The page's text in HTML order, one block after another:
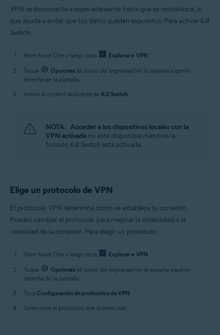
VPN se desconecta inesperadamente hasta que se restablezca, lo
que ayuda a evitar que tus datos queden expuestos. Para activar Kill
Switch:
Abre Avast One y luego toca Explorar ▸ VPN.
Toque Opciones (el icono del engranaje) en la esquina superior
derecha de la pantalla.
Activa el control deslizante de Kill Switch.
NOTA: Acceder a los dispositivos locales con la
VPN activada no está disponible mientras la
función Kill Switch está activada.
Elige un protocolo de VPN
El protocolo VPN determina cómo se establece tu conexión.
Puedes cambiar el protocolo para mejorar la estabilidad o la
velocidad de la conexión. Para elegir un protocolo:
Abre Avast One y luego toca Explorar ▸ VPN.
Toque Opciones (el icono del engranaje) en la esquina superior
derecha de la pantalla.
Toca Configuración de protocolos de VPN.
Selecciona el protocolo que quieres usar.